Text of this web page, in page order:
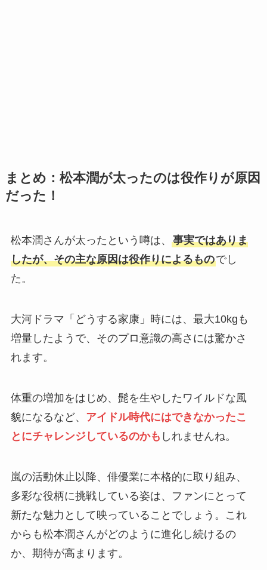
まとめ：松本潤が太ったのは役作りが原因
だった！
松本潤さんが太ったという噂は、 事実ではありま
したが、その主な原因は役作りによるものでし
た。
大河ドラマ「どうする家康」時には、最大10kgも
増量したようで、そのプロ意識の高さには驚かさ
れます。
体重の増加をはじめ、髭を生やしたワイルドな風
貌になるなど、 アイドル時代にはできなかったこ
とにチャレンジしているのかも しれませんね。
嵐の活動休止以降、俳優業に本格的に取り組み、
多彩な役柄に挑戦している姿は、ファンにとって
新たな魅力として映っていることでしょう。これ
からも松本潤さんがどのように進化し続けるの
か、期待が高まります。